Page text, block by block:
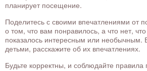
планирует посещение.
Поделитесь с своими впечатлениями от
о том, что вам понравилось, а что нет,
показалось интересным или необычным.
детьми, расскажите об их впечатлениях.
Будьте корректны, и соблюдайте правила